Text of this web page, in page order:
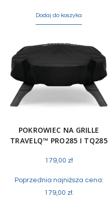
Dodaj do koszyka
POKROWIEC NA GRILLE
TRAVELQ™ PRO285 I TQ285
179,00 zł
Poprzednia najniższa cena:
179,00 zł.